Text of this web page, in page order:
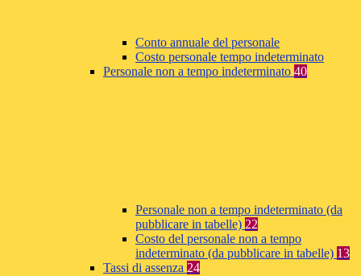
Conto annuale del personale
Costo personale tempo indeterminato
Personale non a tempo indeterminato 40
Personale non a tempo indeterminato (da
pubblicare in tabelle) 22
Costo del personale non a tempo
indeterminato (da pubblicare in tabelle) 13
Tassi di assenza 24